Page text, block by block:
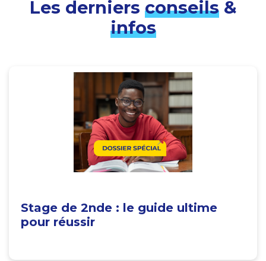
Les derniers conseils&
infos
Stage de 2nde : le guide ultime
pour réussir